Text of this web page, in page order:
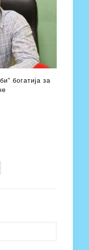
богатија за